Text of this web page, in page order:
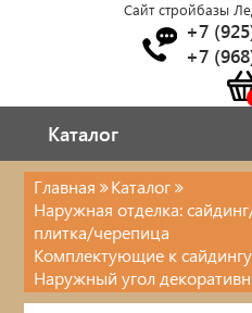
Сайт стройбазы
+7
+7
Каталог
Каталог
Двери и фурнитура
Наша продукция
Главная
Каталог
Наружная отделка:
плитка/черепица
Комплектующие к сайдингу
Наружный угол